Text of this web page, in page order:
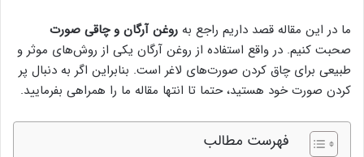
ما در این مقاله قصد داریم راجع به روغن آرگان و چاقی صورت
صحبت کنیم. در واقع استفاده از روغن آرگان یکی از روش‌های موثر و
طبیعی برای چاق کردن صورت‌های لاغر است. بنابراین اگر به دنبال پر
کردن صورت‌ خود هستید، حتما تا انتها مقاله ما را همراهی بفرمایید.
فهرست مطالب